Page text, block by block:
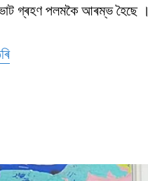
গ্ৰহণ পলমকৈ আৰম্ভ হৈছে ।